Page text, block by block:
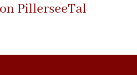
PillerseeTal